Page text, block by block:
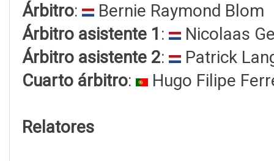
Árbitro:
Bernie Raymond Blom
Árbitro asistente 1 :
Nicolaas
Árbitro asistente 2:
Patrick
Cuarto árbitro: Hugo Filipe
Relatores